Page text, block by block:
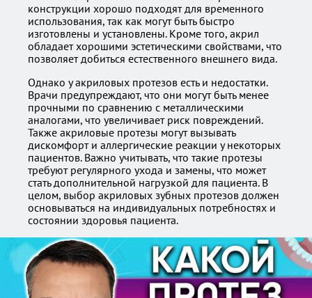
конструкции хорошо подходят для временного
использования, так как могут быть быстро
изготовлены и установлены. Кроме того, акрил
обладает хорошими эстетическими свойствами, что
позволяет добиться естественного внешнего вида.
Однако у акриловых протезов есть и недостатки.
Врачи предупреждают, что они могут быть менее
прочными по сравнению с металлическими
аналогами, что увеличивает риск повреждений.
Также акриловые протезы могут вызывать
дискомфорт и аллергические реакции у некоторых
пациентов. Важно учитывать, что такие протезы
требуют регулярного ухода и замены, что может
стать дополнительной нагрузкой для пациента. В
целом, выбор акриловых зубных протезов должен
основываться на индивидуальных потребностях и
состоянии здоровья пациента.